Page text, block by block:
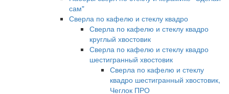
сам"
Сверла по кафелю и стеклу квадро
Сверла по кафелю и стеклу квадро
круглый хвостовик
Сверла по кафелю и стеклу квадро
шестигранный хвостовик
Сверла по кафелю и стеклу
квадро шестигранный хвостовик,
Чеглок ПРО